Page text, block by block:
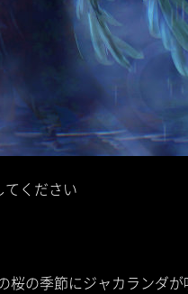
ください
の季節にジャカランダ